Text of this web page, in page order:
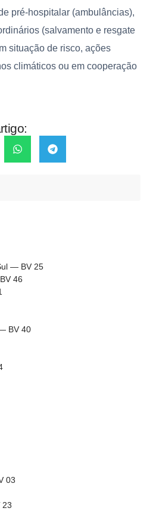
pré-hospitalar (ambulâncias),
(salvamento e resgate
situação de risco, ações
climáticos ou em cooperação
— BV 25
46
BV 40
03
23